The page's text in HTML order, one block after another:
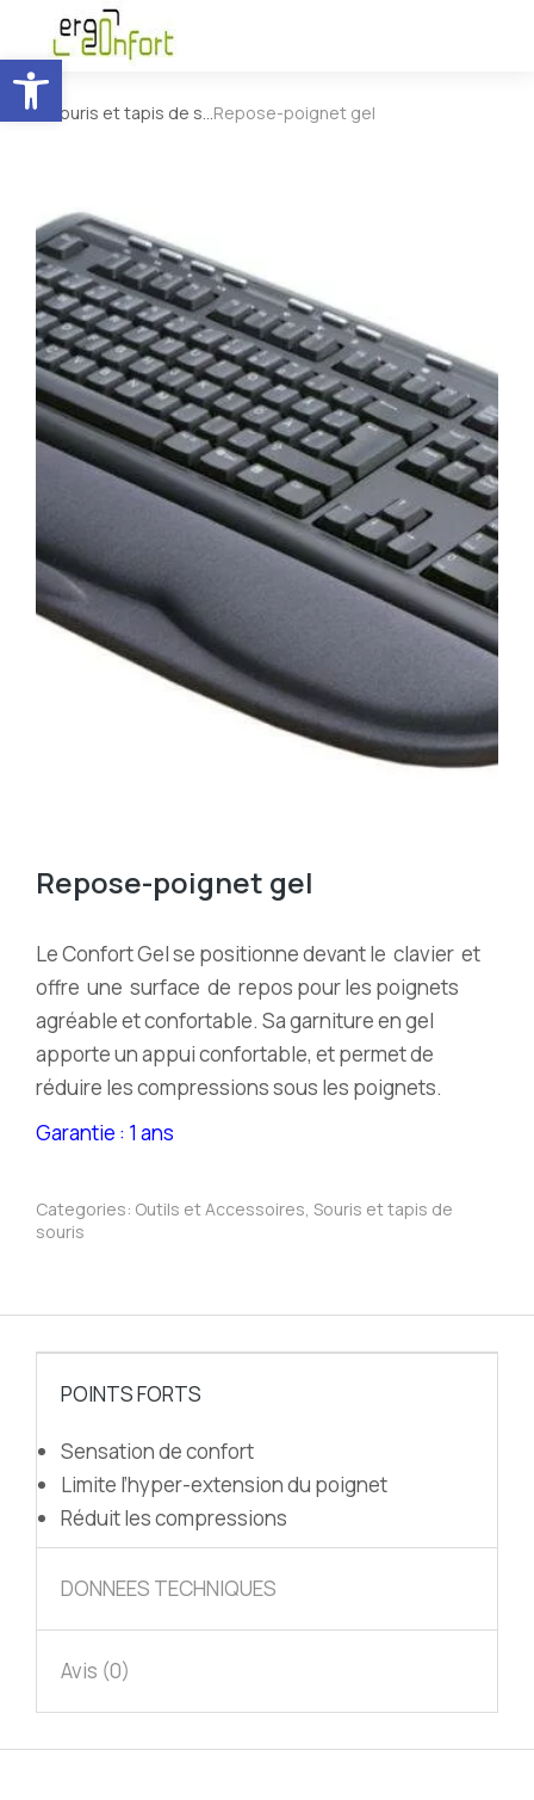
Ouvrir la barre d’outils
Vous êtes ici :
Souris et tapis de s…Repose-poignet gel
Repose-poignet gel
Le Confort Gel se positionne devant le clavier et
offre une surface de repos pour les poignets
agréable et confortable. Sa garniture en gel
apporte un appui confortable, et permet de
réduire les compressions sous les poignets.
Garantie : 1 ans
Categories: Outils et Accessoires, Souris et tapis de
souris
POINTS FORTS
Sensation de confort
Limite l’hyper-extension du poignet
Réduit les compressions
DONNEES TECHNIQUES
Avis (0)